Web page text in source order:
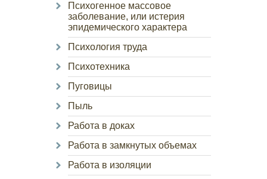
Психогенное массовое
заболевание, или истерия
эпидемического характера
Психология труда
Психотехника
Пуговицы
Пыль
Работа в доках
Работа в замкнутых объемах
Работа в изоляции